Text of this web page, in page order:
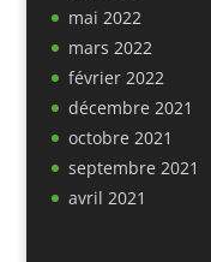
mai 2022
mars 2022
février 2022
décembre 2021
octobre 2021
septembre 2021
avril 2021